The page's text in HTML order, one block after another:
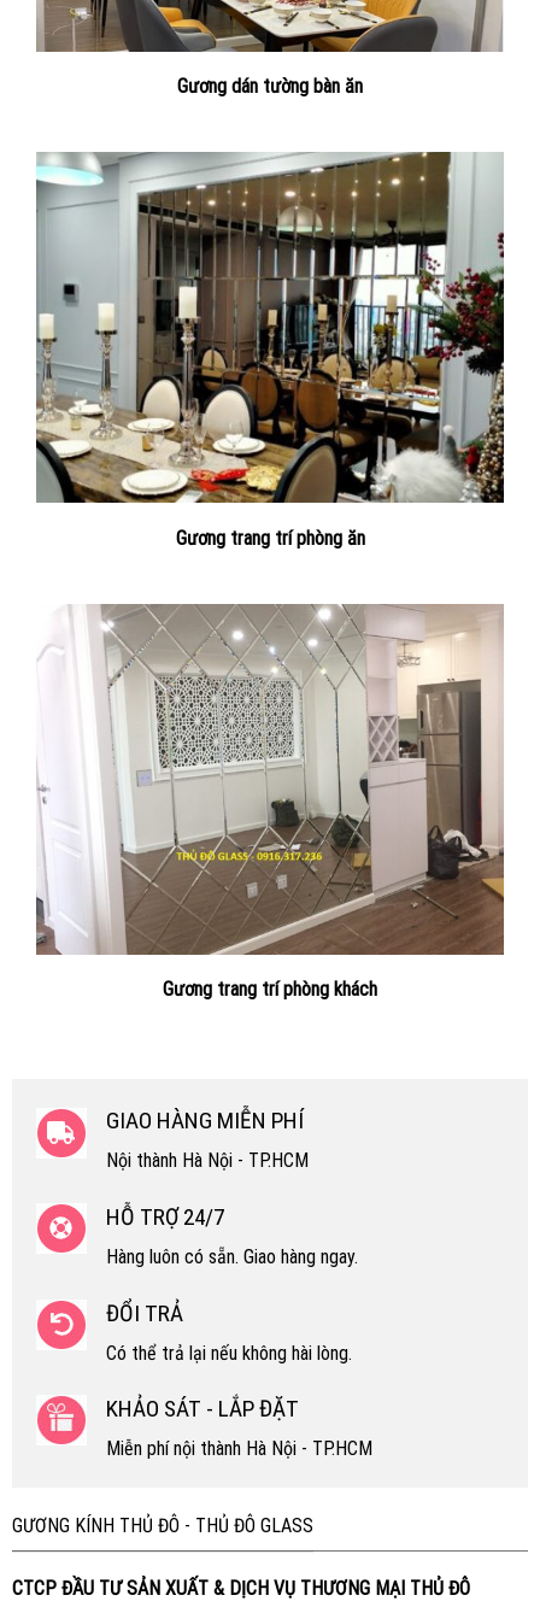
Gương dán tường bàn ăn
Gương trang trí phòng ăn
Gương trang trí phòng khách
GIAO HÀNG MIỄN PHÍ
Nội thành Hà Nội - TP.HCM
HỖ TRỢ 24/7
Hàng luôn có sẵn. Giao hàng ngay.
ĐỔI TRẢ
Có thể trả lại nếu không hài lòng.
KHẢO SÁT - LẮP ĐẶT
Miễn phí nội thành Hà Nội - TP.HCM
GƯƠNG KÍNH THỦ ĐÔ - THỦ ĐÔ GLASS
CTCP ĐẦU TƯ SẢN XUẤT & DỊCH VỤ THƯƠNG MẠI THỦ ĐÔ